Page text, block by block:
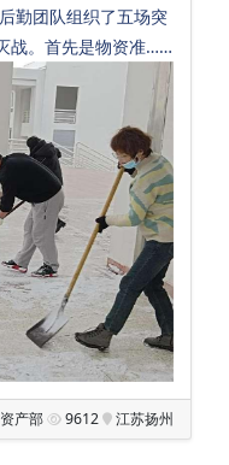
勤团队组织了五场突
战。首先是物资准……
产部 9612 江苏扬州